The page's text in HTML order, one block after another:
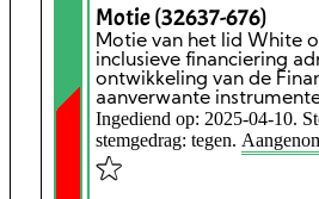
Motie (32637-676)
Motie van het lid White
inclusieve financiering
ontwikkeling van de
aanverwante
Ingediend op: 2025-04-10.
stemgedrag: tegen.